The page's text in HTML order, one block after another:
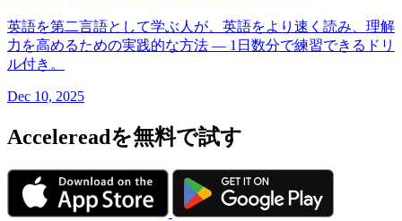
英語を第二言語として学ぶ人が、英語をより速く読み、理解
力を高めるための実践的な方法 — 1日数分で練習できるドリ
ル付き。
Dec 10, 2025
Accelereadを無料で試す